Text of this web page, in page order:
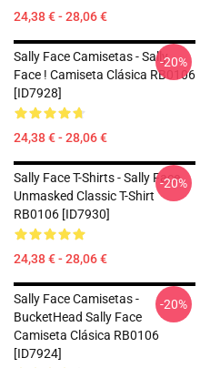
24,38 € - 28,06 €
Sally Face Camisetas - Sally
Face ! Camiseta Clásica RB0106
[ID7928]
24,38 € - 28,06 €
-20%
Sally Face T-Shirts - Sally Face
Unmasked Classic T-Shirt
RB0106 [ID7930]
24,38 € - 28,06 €
-20%
Sally Face Camisetas -
BucketHead Sally Face
Camiseta Clásica RB0106
[ID7924]
-20%